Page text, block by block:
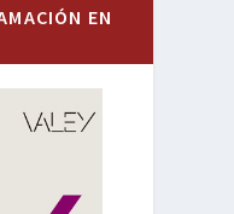
EN